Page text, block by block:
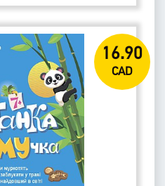
16.90
CAD